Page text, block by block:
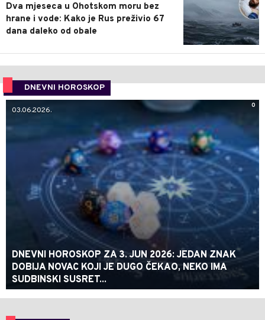
Dva mjeseca u Ohotskom moru bez
hrane i vode: Kako je Rus preživio 67
dana daleko od obale
DNEVNI HOROSKOP
0
03.06.2026.
DNEVNI HOROSKOP ZA 3. JUN 2026: JEDAN ZNAK
DOBIJA NOVAC KOJI JE DUGO ČEKAO, NEKO IMA
SUDBINSKI SUSRET...